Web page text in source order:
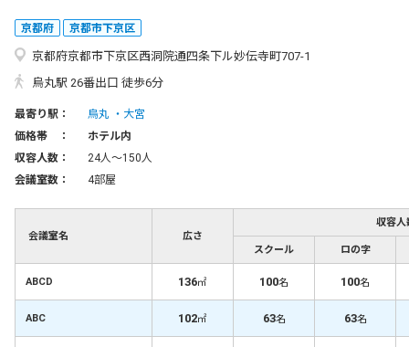
京都府 京都市下京区
京都府京都市下京区西洞院通四条下ル妙伝寺町707-1
烏丸駅 26番出口 徒歩6分
最寄り駅： 烏丸
大宮
価格帯 ：
ホテル内
収容人数：
24人〜150人
会議室数：
4部屋
会議室名 広さ
収容人
スクール ロの字
ABCD 136㎡ 100名 100名
ABC 102㎡ 63名 63名